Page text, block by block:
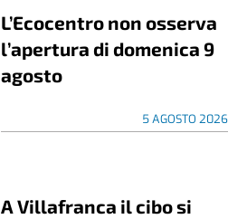
L’Ecocentro non osserva
l’apertura di domenica 9
agosto
5 AGOSTO 2026
A Villafranca il cibo si